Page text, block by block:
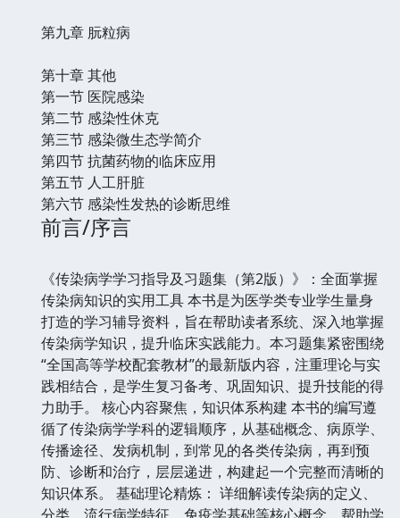
第九章 朊粒病
第十章 其他
第一节 医院感染
第二节 感染性休克
第三节 感染微生态学简介
第四节 抗菌药物的临床应用
第五节 人工肝脏
第六节 感染性发热的诊断思维
前言/序言
《传染病学学习指导及习题集（第2版）》：全面掌握
传染病知识的实用工具 本书是为医学类专业学生量身
打造的学习辅导资料，旨在帮助读者系统、深入地掌握
传染病学知识，提升临床实践能力。本习题集紧密围绕
“全国高等学校配套教材”的最新版内容，注重理论与实
践相结合，是学生复习备考、巩固知识、提升技能的得
力助手。 核心内容聚焦，知识体系构建 本书的编写遵
循了传染病学学科的逻辑顺序，从基础概念、病原学、
传播途径、发病机制，到常见的各类传染病，再到预
防、诊断和治疗，层层递进，构建起一个完整而清晰的
知识体系。 基础理论精炼： 详细解读传染病的定义、